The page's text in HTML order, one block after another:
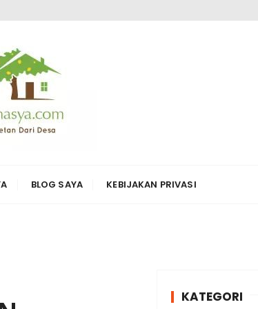
KARYA
BLOG SAYA KEBIJAKAN PRIVASI
KATEGORI